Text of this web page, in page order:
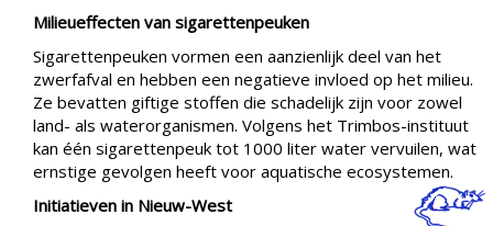
Milieueffecten van sigarettenpeuken
Sigarettenpeuken vormen een aanzienlijk deel van het
zwerfafval en hebben een negatieve invloed op het milieu.
Ze bevatten giftige stoffen die schadelijk zijn voor zowel
land- als waterorganismen. Volgens het Trimbos-instituut
kan één sigarettenpeuk tot 1000 liter water vervuilen, wat
ernstige gevolgen heeft voor aquatische ecosystemen.
Initiatieven in Nieuw-West